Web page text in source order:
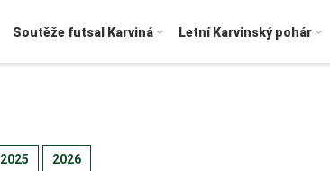
Soutěže futsal Karviná Letní Karvinský pohár
2025 2026